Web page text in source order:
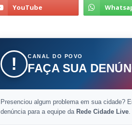
! CANAL DO POVO
FAÇA SUA
Presenciou algum problema em sua cidade?
denúncia para a equipe da Rede Cidade Live.